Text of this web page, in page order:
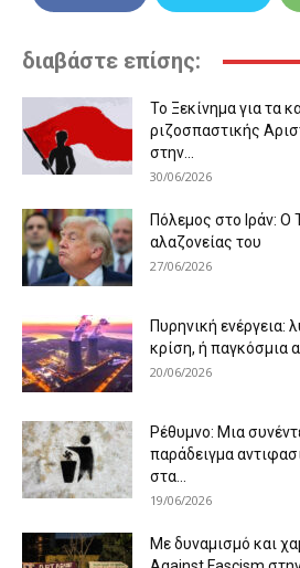
διαβάστε επίσης:
Το Ξεκίνημα για τα
ριζοσπαστικής
στην...
30/06/2026
Πόλεμος στο Ιράν: Ο
αλαζονείας του
27/06/2026
Πυρηνική ενέργεια:
κρίση, ή παγκόσμια
20/06/2026
Ρέθυμνο: Μια
παράδειγμα
στα...
19/06/2026
Με δυναμισμό και